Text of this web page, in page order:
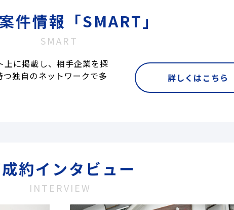
件情報「SMART」
SMART
に掲載し、相手企業を探
独自のネットワークで多
詳しくはこちら
約インタビュー
INTERVIEW